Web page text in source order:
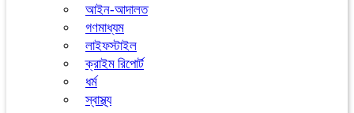
আইন-আদালত
গণমাধ্যম
লাইফস্টাইল
ক্রাইম রিপোর্ট
ধর্ম
স্বাস্থ্য